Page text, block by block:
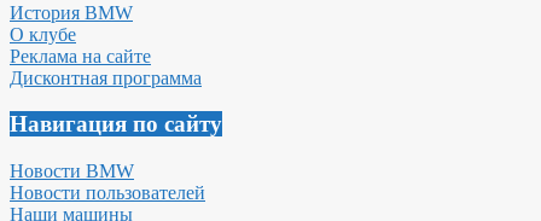
История BMW
О клубе
Реклама на сайте
Дисконтная программа
Навигация по сайту
Новости BMW
Новости пользователей
Наши машины